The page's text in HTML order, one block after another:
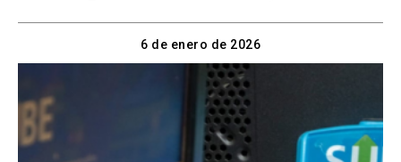
6 de enero de 2026